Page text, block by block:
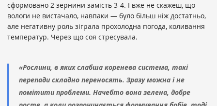
сформовано 2 зернини замість 3-4. І вже не скажеш, що
вологи не вистачало, навпаки — було більш ніж достатньо,
але негативну роль зіграла прохолодна погода, коливання
температур. Через що соя стресувала.
«Рослини, в яких слабша коренева система, такі
перепади складно переносять. Зразу можна і не
помітити проблеми. Начебто вона зелена, добре